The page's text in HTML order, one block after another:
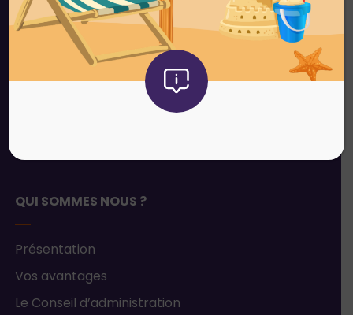
GESCOLIA NANTES
6 rue Louis Blériot
QUI SOMMES NOUS ?
Présentation
Vos avantages
Le Conseil d’administration